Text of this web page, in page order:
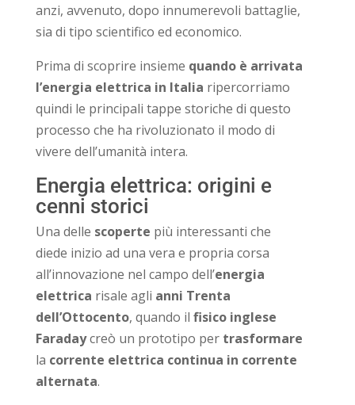
anzi, avvenuto, dopo innumerevoli battaglie,
sia di tipo scientifico ed economico.
Prima di scoprire insieme quando è arrivata
l’energia elettrica in Italia ripercorriamo
quindi le principali tappe storiche di questo
processo che ha rivoluzionato il modo di
vivere dell’umanità intera.
Energia elettrica: origini e
cenni storici
Una delle scoperte più interessanti che
diede inizio ad una vera e propria corsa
all’innovazione nel campo dell’energia
elettrica risale agli anni Trenta
dell’Ottocento, quando il fisico inglese
Faradaycreò un prototipo per trasformare
la corrente elettrica continua in corrente
alternata.